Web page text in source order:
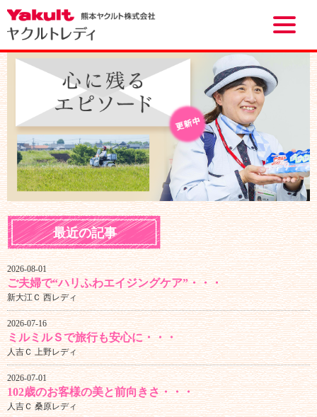
Toggle
最近の記事
2026-08-01
ご夫婦で“ハリふわエイジングケア”・・・
新大江Ｃ 西レディ
2026-07-16
ミルミルＳで旅行も安心に・・・
人吉Ｃ 上野レディ
2026-07-01
102歳のお客様の美と前向きさ・・・
人吉Ｃ 桑原レディ